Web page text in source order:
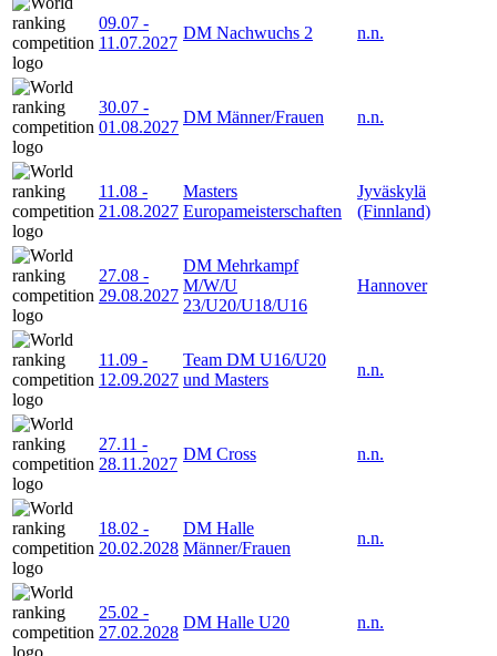
09.07 -
11.07.2027
DM Nachwuchs 2 n.n.
30.07 -
01.08.2027
DM Männer/Frauen n.n.
11.08 -
21.08.2027
Masters
Europameisterschaften
Jyväskylä
(Finnland)
27.08 -
29.08.2027
DM Mehrkampf
M/W/U
23/U20/U18/U16
Hannover
11.09 -
12.09.2027
Team DM U16/U20
und Masters
n.n.
27.11 -
28.11.2027
DM Cross n.n.
18.02 -
20.02.2028
DM Halle
Männer/Frauen
n.n.
25.02 -
27.02.2028
DM Halle U20 n.n.